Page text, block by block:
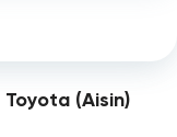
(Aisin)